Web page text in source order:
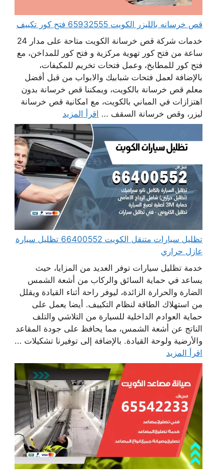
قص خرسانه بالليزر الكويت 65932555 فتح كور تكييف
خدمات شركة قص خرسانة الكويت متاحة على مدار 24
ساعة من فتح كور تهوية مركزية و فتح كور للمداخن، مع
فتح كور للمطابخ، وعمل فتحات تخريم للمكيفات،
بالإضافة لعمل فتحات شبابيك والابواب من قبل أفضل
معلم قص خرسانة بالكويت، ويمكننا قص خرسانة بدون
اهتزازات في المباني بالكويت، مع امكانية قص خرسانة
ليزر، وقص خرسانة السقف ... اقرأ المزيد
تظليل سيارات متنقل الكويت 66400552 تظليل سيارة
عازل حراري
خدمة تظليل سيارات توفر العديد من المزايا، حيث
يساعد في حماية السائق والركاب من أشعة الشمس
الضارة والحرارة الزائدة، ليوفر راحة أثناء القيادة ويقلل
من استهلاك الطاقة لنظام التكييف. أيضا يعمل على
حماية العوادم الداخلية للسيارة من التلاشي والتلف
الناتج عن أشعة الشمس، مما يحافظ على جودة المقاعد
والأرضية ولوحة القيادة. بالإضافة إلى توفيرنا تشكيلات ...
اقرأ المزيد